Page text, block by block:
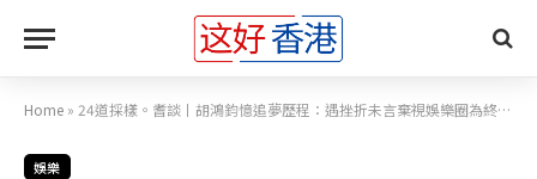
Home » 24道採樣。耆談丨胡鴻鈞憶追夢歷程：遇挫折未言棄視娛樂圈為終身職業
娛樂